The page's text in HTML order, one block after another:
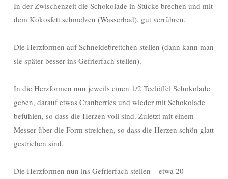
In der Zwischenzeit die Schokolade in Stücke brechen und mit
dem Kokosfett schmelzen (Wasserbad), gut verrühren.
Die Herzformen auf Schneidebrettchen stellen (dann kann man
sie später besser ins Gefrierfach stellen).
In die Herzformen nun jeweils einen 1/2 Teelöffel Schokolade
geben, darauf etwas Cranberries und wieder mit Schokolade
befühlen, so dass die Herzen voll sind. Zuletzt mit einem
Messer über die Form streichen, so dass die Herzen schön glatt
gestrichen sind.
Die Herzformen nun ins Gefrierfach stellen – etwa 20